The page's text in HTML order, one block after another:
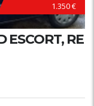
1.350 €
ESCORT, RE